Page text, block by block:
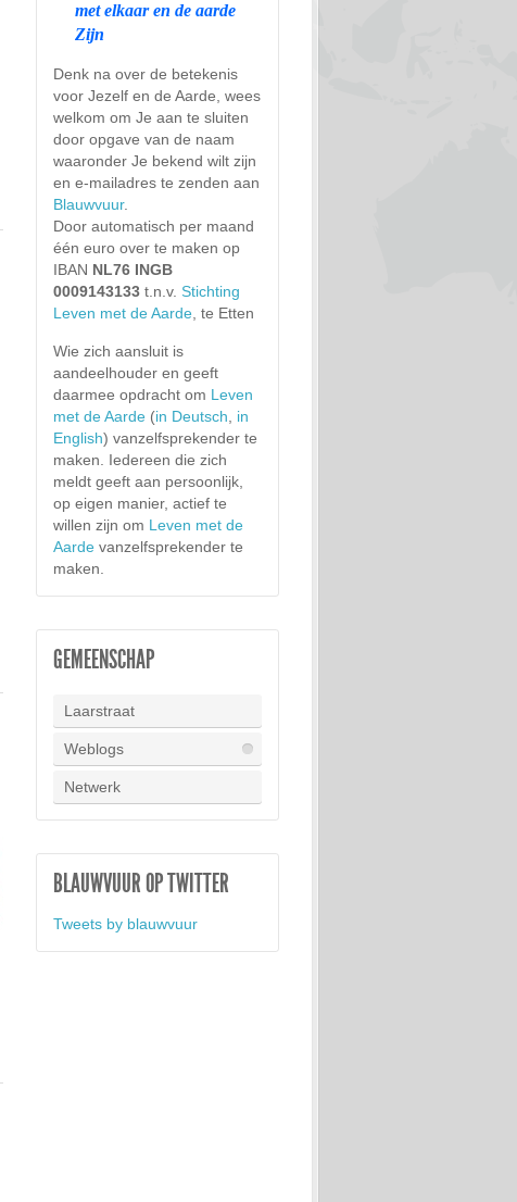
met elkaar en de aarde
Zijn
Denk na over de betekenis
voor Jezelf en de Aarde, wees
welkom om Je aan te sluiten
door opgave van de naam
waaronder Je bekend wilt zijn
en e-mailadres te zenden aan
Blauwvuur.
Door automatisch per maand
één euro over te maken op
IBAN NL76 INGB
0009143133t.n.v. Stichting
Leven met de Aarde, te Etten
Wie zich aansluit is
aandeelhouder en geeft
daarmee opdracht om Leven
met de Aarde(in Deutsch
in
English) vanzelfsprekender te
maken. Iedereen die zich
meldt geeft aan persoonlijk,
op eigen manier, actief te
willen zijn om Leven met de
Aardevanzelfsprekender te
maken.
GEMEENSCHAP
Laarstraat
Weblogs
Netwerk
BLAUWVUUR OP TWITTER
Tweets by blauwvuur